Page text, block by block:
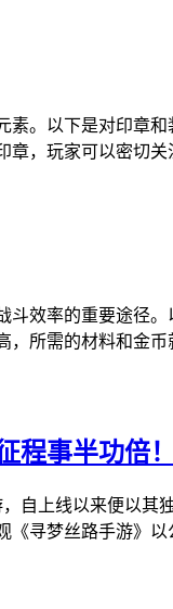
。以下是对印章
，玩家可以密切
效率的重要途径
所需的材料和金
程事半功倍！
自上线以来便以
寻梦丝路手游》